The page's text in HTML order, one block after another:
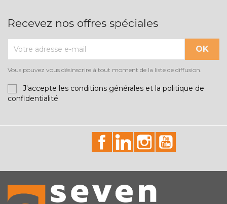
Recevez nos offres spéciales
Vous pouvez vous désinscrire à tout moment de la liste de diffusion.
J'accepte les conditions générales et la politique de
confidentialité
id="facebook-social"
id="linkedin-social"
id="instagram-